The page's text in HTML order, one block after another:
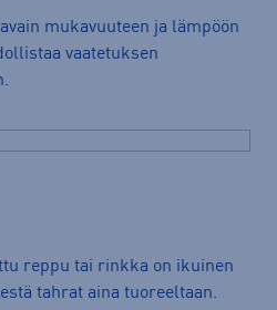
mukavuuteen ja lämpöön
vaatetuksen
reppu tai rinkka on ikuinen
tahrat aina tuoreeltaan.